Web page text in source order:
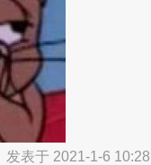
发表于 2021-1-6 10:28